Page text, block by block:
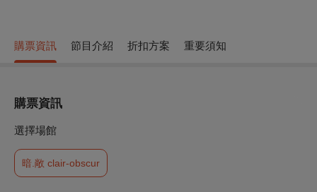
購票資訊 節目介紹 折扣方案 重要須知
購票資訊
選擇場館
暗.敞 clair-obscur